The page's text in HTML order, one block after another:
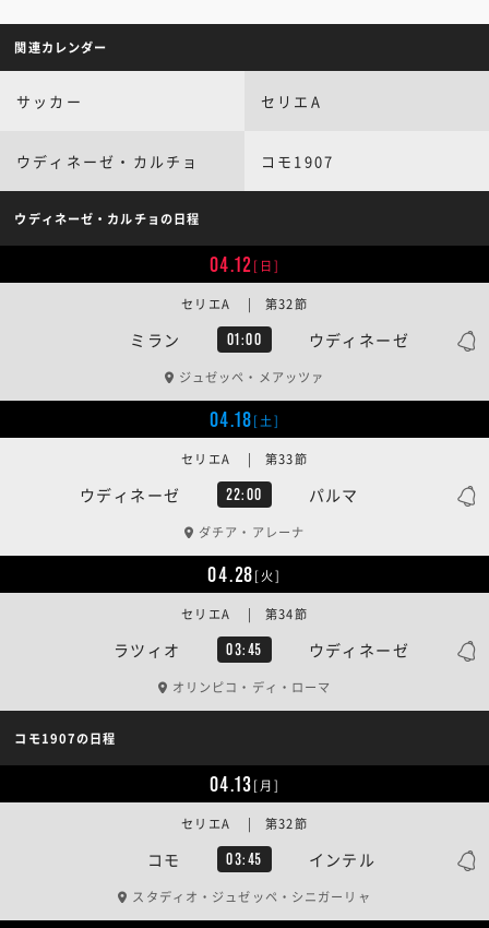
関連カレンダー
サッカー セリエA
ウディネーゼ・カルチョ コモ1907
ウディネーゼ・カルチョの日程
04.12[日]
ミラン 01:00 ウディネーゼ
セリエA | 第32節
ジュゼッペ・メアッツァ
04.18[土]
ウディネーゼ 22:00 パルマ
セリエA | 第33節
ダチア・アレーナ
04.28[火]
ラツィオ 03:45 ウディネーゼ
セリエA | 第34節
オリンピコ・ディ・ローマ
コモ1907の日程
04.13[月]
コモ 03:45 インテル
セリエA | 第32節
スタディオ・ジュゼッペ・シニガーリャ